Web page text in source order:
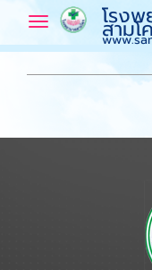
Toggle
navigation
โรงพ
สามโ